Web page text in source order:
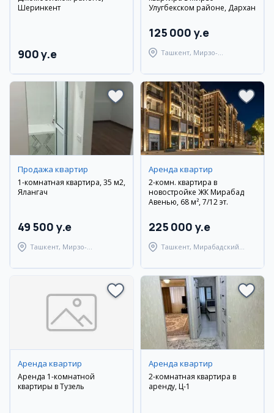
Шеринкент
900 y.e
Улугбекском районе, Дархан
125 000 y.e
Ташкент, Мирзо-
Продажа квартир
1-комнатная квартира, 35 м2,
Ялангач
49 500 y.e
Ташкент, Мирзо-
Аренда квартир
2-комн. квартира в
новостройке ЖК Мирабад
Авенью, 68 м², 7/12 эт.
225 000 y.e
Ташкент, Мирабадский
Аренда квартир
Аренда 1-комнатной
квартиры в Тузель
Аренда квартир
2-комнатная квартира в
аренду, Ц-1